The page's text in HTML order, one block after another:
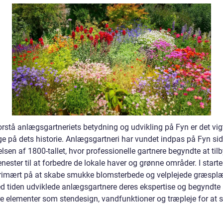
anlægsgartneriets betydning og udvikling på Fyn er det
på dets historie. Anlægsgartneri har vundet indpas på Fyn
af 1800-tallet, hvor professionelle gartnere begyndte at
til at forbedre de lokale haver og grønne områder. I
på at skabe smukke blomsterbede og velplejede
tiden udviklede anlægsgartnere deres ekspertise og begyndte
elementer som stendesign, vandfunktioner og træpleje for at